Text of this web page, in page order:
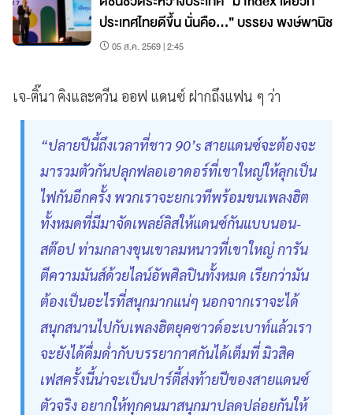
ประเทศไทยดีขึ้น นั่นคือ...” บรรยง พงษ์พานิช
05 ส.ค. 2569 | 2:45
เจ-ติ๊นา คิงและควีน ออฟ แดนซ์ ฝากถึงแฟน ๆ ว่า
“ปลายปีนี้ถึงเวลาที่ชาว 90’s สายแดนซ์จะต้องจะ
มารวมตัวกันปลุกฟลอเอาดอร์ที่เขาใหญ่ให้ลุกเป็น
ไฟกันอีกครั้ง พวกเราจะยกเวทีพร้อมขนเพลงฮิต
ทั้งหมดที่มีมาจัดเพลย์ลิสให้แดนซ์กันแบบนอน-
สต๊อป ท่ามกลางขุนเขาลมหนาวที่เขาใหญ่ การัน
ตีความมันส์ด้วยไลน์อัพศิลปินทั้งหมด เรียกว่ามัน
ต้องเป็นอะไรที่สนุกมากแน่ๆ นอกจากเราจะได้
สนุกสนานไปกับเพลงฮิตยุคซาวด์อะเบาท์แล้วเรา
จะยังได้ดื่มด่ำกับบรรยากาศกันได้เต็มที่ มิวสิค
เฟสครั้งนี้น่าจะเป็นปาร์ตี้ส่งท้ายปีของสายแดนซ์
ตัวจริง อยากให้ทุกคนมาสนุกมาปลดปล่อยกันให้